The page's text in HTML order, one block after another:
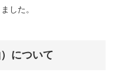
した。
について